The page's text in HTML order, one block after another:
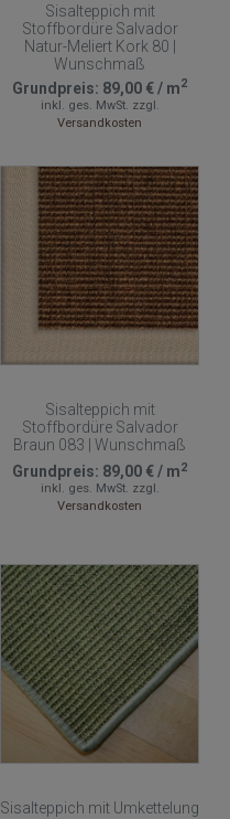
Sisalteppich mit
Stoffbordüre Salvador
Natur-Meliert Kork 80 |
Wunschmaß
Grundpreis: 89,00 €/ m2
inkl. ges. MwSt. zzgl.
Versandkosten
Sisalteppich mit
Stoffbordüre Salvador
Braun 083 | Wunschmaß
Grundpreis: 89,00 €/ m2
inkl. ges. MwSt. zzgl.
Versandkosten
Sisalteppich mit Umkettelung